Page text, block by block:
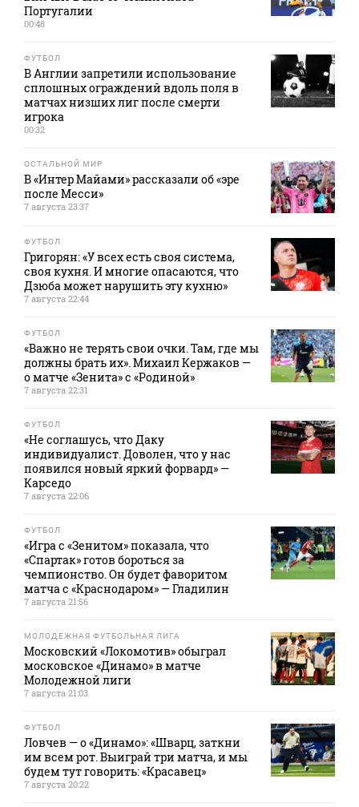
Португалии
00:48
ФУТБОЛ
В Англии запретили использование
сплошных ограждений вдоль поля в
матчах низших лиг после смерти
игрока
00:32
ОСТАЛЬНОЙ МИР
В «Интер Майами» рассказали об «эре
после Месси»
7 августа 23:37
ФУТБОЛ
Григорян: «У всех есть своя система,
своя кухня. И многие опасаются, что
Дзюба может нарушить эту кухню»
7 августа 22:44
ФУТБОЛ
«Важно не терять свои очки. Там, где мы
должны брать их». Михаил Кержаков —
о матче «Зенита» с «Родиной»
7 августа 22:31
ФУТБОЛ
«Не соглашусь, что Даку
индивидуалист. Доволен, что у нас
появился новый яркий форвард» —
Карседо
7 августа 22:06
ФУТБОЛ
«Игра с «Зенитом» показала, что
«Спартак» готов бороться за
чемпионство. Он будет фаворитом
матча с «Краснодаром» — Гладилин
7 августа 21:56
МОЛОДЕЖНАЯ ФУТБОЛЬНАЯ ЛИГА
Московский «Локомотив» обыграл
московское «Динамо» в матче
Молодежной лиги
7 августа 21:03
ФУТБОЛ
Ловчев — о «Динамо»: «Шварц, заткни
им всем рот. Выиграй три матча, и мы
будем тут говорить: «Красавец»
7 августа 20:22